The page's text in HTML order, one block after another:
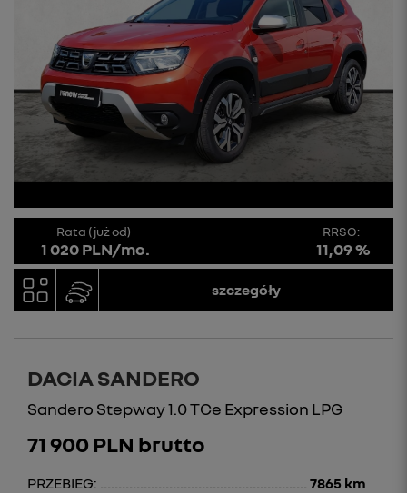
Rata (już od)
1 020 PLN/mc.
RRSO:
11,09 %
szczegóły
DACIA SANDERO
Sandero Stepway 1.0 TCe Expression LPG
71 900 PLN brutto
PRZEBIEG:
7865 km